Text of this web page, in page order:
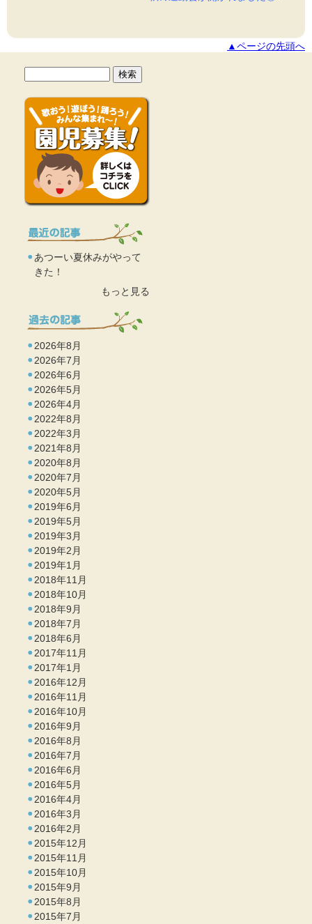
▲ページの先頭へ
あつーい夏休みがやって
きた！
もっと見る
2026年8月
2026年7月
2026年6月
2026年5月
2026年4月
2022年8月
2022年3月
2021年8月
2020年8月
2020年7月
2020年5月
2019年6月
2019年5月
2019年3月
2019年2月
2019年1月
2018年11月
2018年10月
2018年9月
2018年7月
2018年6月
2017年11月
2017年1月
2016年12月
2016年11月
2016年10月
2016年9月
2016年8月
2016年7月
2016年6月
2016年5月
2016年4月
2016年3月
2016年2月
2015年12月
2015年11月
2015年10月
2015年9月
2015年8月
2015年7月